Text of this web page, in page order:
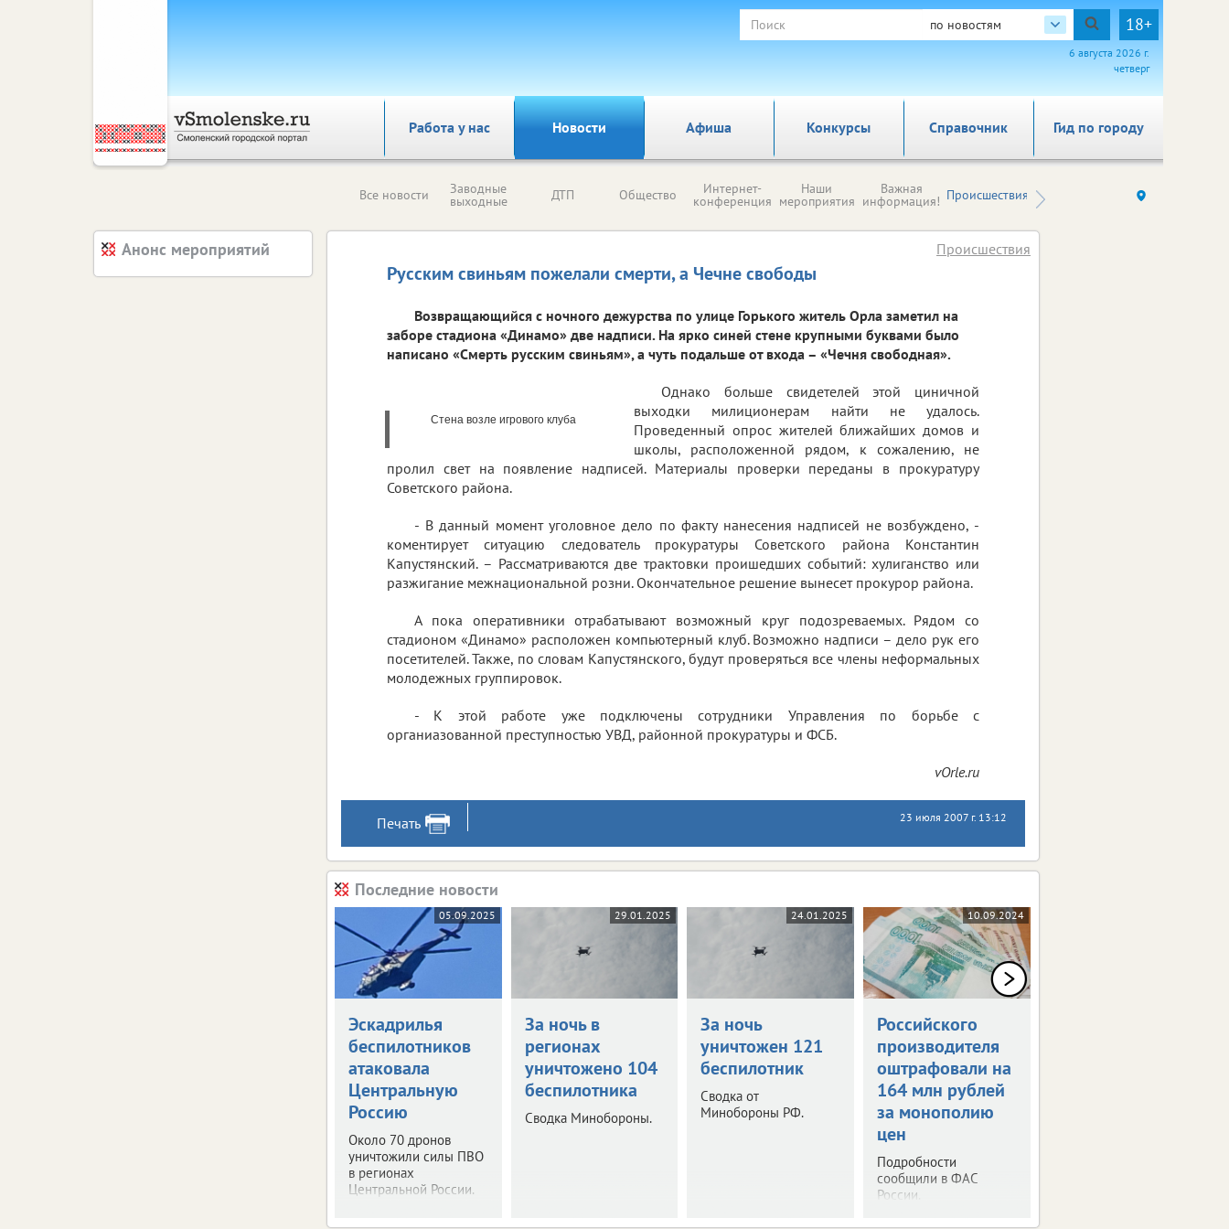
по новостям 18+
6 августа 2026 г.
четверг
Работа у нас Новости Афиша Справочник Гид по городу
Конкурсы
Все новости Заводные
выходные ДТП Общество Интернет-
конференция
Наши
мероприятия
Важная
информация! Происшествия Здоровье компаний (на
Русским свиньям пожелали смерти, а Чечне свободы
Происшествия
Возвращающийся с ночного дежурства по улице Горького житель Орла заметил на
заборе стадиона «Динамо» две надписи. На ярко синей стене крупными буквами было
написано «Смерть русским свиньям», а чуть подальше от входа – «Чечня свободная».
Стена возле игрового клуба
Однако больше свидетелей этой циничной
выходки милиционерам найти не удалось.
Проведенный опрос жителей ближайших домов и
школы, расположенной рядом, к сожалению, не
пролил свет на появление надписей. Материалы проверки переданы в прокуратуру
Советского района.
- В данный момент уголовное дело по факту нанесения надписей не возбуждено, -
коментирует ситуацию следователь прокуратуры Советского района Константин
Капустянский. – Рассматриваются две трактовки проишедших событий: хулиганство или
разжигание межнациональной розни. Окончательное решение вынесет прокурор района.
А пока оперативники отрабатывают возможный круг подозреваемых. Рядом со
стадионом «Динамо» расположен компьютерный клуб. Возможно надписи – дело рук его
посетителей. Также, по словам Капустянского, будут проверяться все члены неформальных
молодежных группировок.
- К этой работе уже подключены сотрудники Управления по борьбе с
органиазованной преступностью УВД, районной прокуратуры и ФСБ.
vOrle.ru
Печать 23 июля 2007 г. 13:12
Последние новости
05.09.2025
Эскадрилья
беспилотников
атаковала
Центральную
Россию
Около 70 дронов
уничтожили силы ПВО
в регионах
Центральной России.
29.01.2025
За ночь в
регионах
уничтожено 104
беспилотника
Сводка Минобороны.
24.01.2025
За ночь
уничтожен 121
беспилотник
Сводка от
Минобороны РФ.
10.09.2024
Российского
производителя
оштрафовали на
164 млн рублей
за монополию
цен
Подробности
сообщили в ФАС
России.
Анонс мероприятий